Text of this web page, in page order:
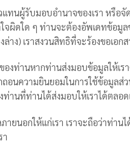
ทนผู้รับมอบอำนาจของเรา หรือ
จผิดใด ๆ ท่านจะต้องอัพเดทข้อมู
ล่าง) เราสงวนสิทธิที่จะร้องขอเ
องท่านหากท่านส่งมอบข้อมูลให้เ
อนความยินยอมในการใช้ข้อมูลส่
านที่ท่านได้ส่งมอบให้เราได้ตลอ
ยนอกให้แก่เรา เราจะถือว่าท่า
า